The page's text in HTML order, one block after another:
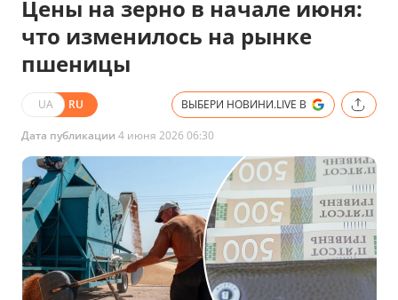
Цены на зерно в начале июня:
что изменилось на рынке
пшеницы
UA RU ВЫБЕРИ НОВИНИ.LIVE В
Дата публикации 4 июня 2026 06:30